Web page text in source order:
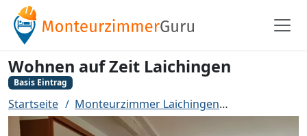
Wohnen auf Zeit Laichingen
Basis Eintrag
Startseite Monteurzimmer Laichingen